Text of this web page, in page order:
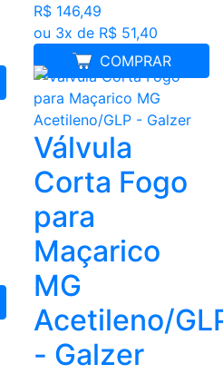
R$ 146,49
ou 3x de R$ 51,40
COMPRAR
Válvula
Corta Fogo
para
Maçarico
MG
Acetileno/
- Galzer